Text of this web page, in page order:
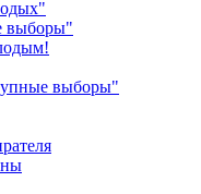
выборы"
выборы"